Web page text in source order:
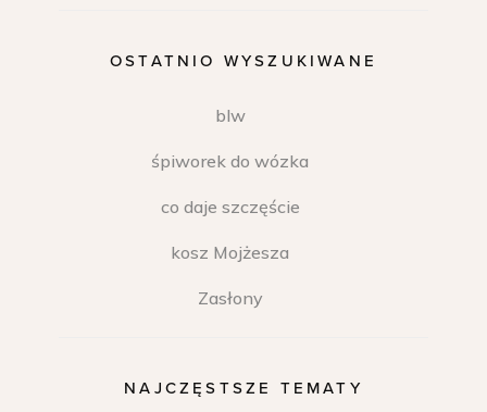
OSTATNIO WYSZUKIWANE
blw
śpiworek do wózka
co daje szczęście
kosz Mojżesza
Zasłony
NAJCZĘSTSZE TEMATY